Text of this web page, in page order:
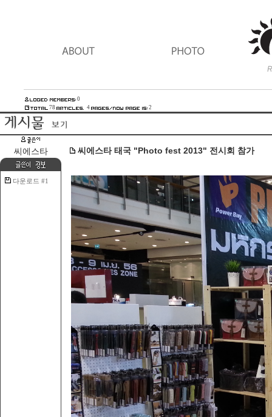
0
78
4 2
씨에스타
다운로드 #1
씨에스타 태국 "Photo fest 2013" 전시회 참가